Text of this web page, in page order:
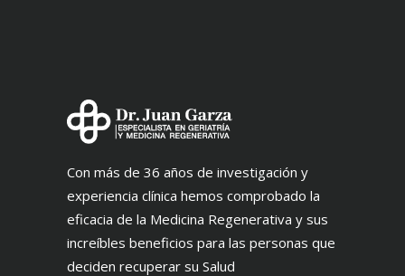
Con más de 36 años de investigación y
experiencia clínica hemos comprobado la
eficacia de la Medicina Regenerativa y sus
increíbles beneficios para las personas que
deciden recuperar su Salud